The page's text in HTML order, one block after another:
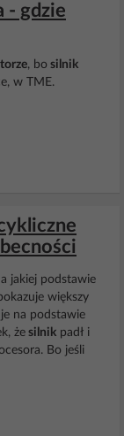
- gdzie
, bo silnik
w TME.
jakiej podstawie
większy
na podstawie
że silnik padł i
Bo jeśli